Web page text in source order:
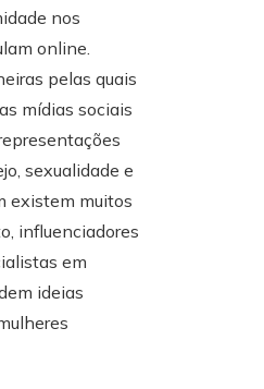
nos
online.
pelas quais
mídias sociais
sexualidade e
existem muitos
influenciadores
em
ideias